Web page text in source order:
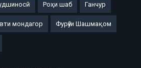
Роҳи шаб Ганчур
мондагор Фурӯғи Шашмақом